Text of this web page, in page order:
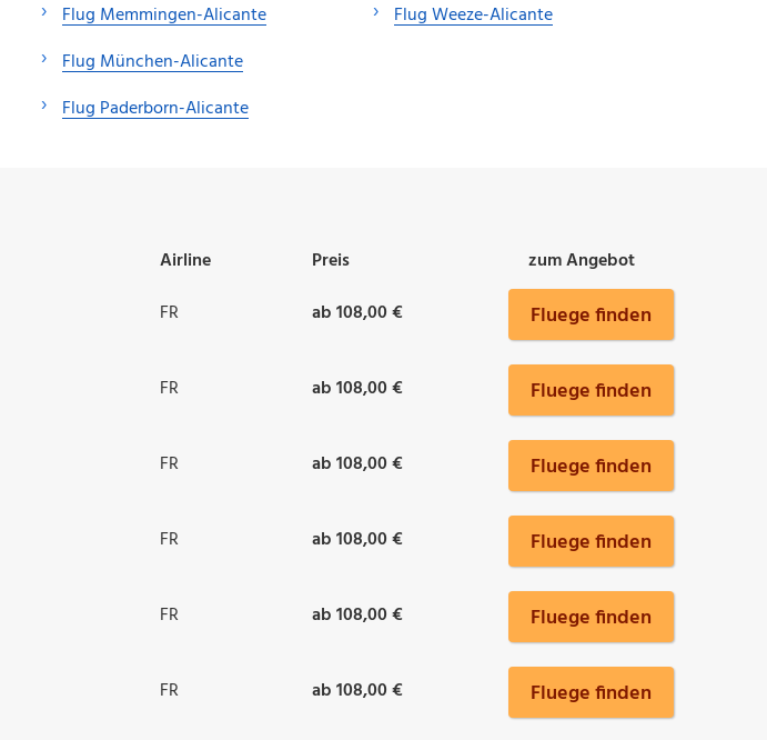
Flug Memmingen-Alicante
Flug München-Alicante
Flug Paderborn-Alicante
Flug Weeze-Alicante
Airline Preis
zum Angebot
FR ab 108,00 € Fluege finden
FR ab 108,00 € Fluege finden
FR ab 108,00 € Fluege finden
FR ab 108,00 € Fluege finden
FR ab 108,00 € Fluege finden
FR ab 108,00 € Fluege finden